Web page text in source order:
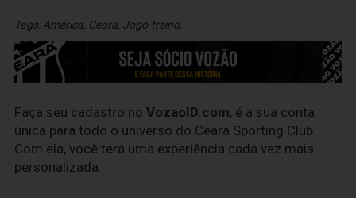
Tags:América Ceara Jogo-treino
Faça seu cadastro no VozaoID.com, é a sua conta
única para todo o universo do Ceará Sporting Club.
Com ela, você terá uma experiência cada vez mais
personalizada.